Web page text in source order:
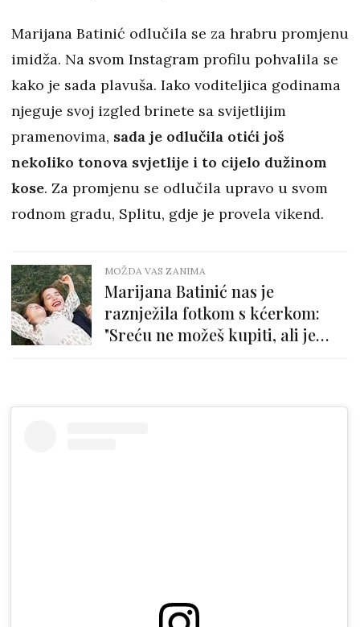
Marijana Batinić odlučila se za hrabru promjenu
imidža. Na svom Instagram profilu pohvalila se
kako je sada plavuša. Iako voditeljica godinama
njeguje svoj izgled brinete sa svijetlijim
pramenovima, sada je odlučila otići još
nekoliko tonova svjetlije i to cijelo dužinom
kose. Za promjenu se odlučila upravo u svom
rodnom gradu, Splitu, gdje je provela vikend.
MOŽDA VAS ZANIMA
Marijana Batinić nas je
raznježila fotkom s kćerkom:
"Sreću ne možeš kupiti, ali je